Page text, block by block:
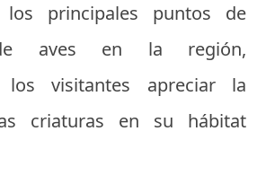
principales puntos de
de aves en la región,
visitantes apreciar la
criaturas en su hábitat